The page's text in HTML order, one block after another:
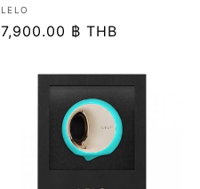
เวน
เด
LELO
ราคา
7,900.00 ฿ THB